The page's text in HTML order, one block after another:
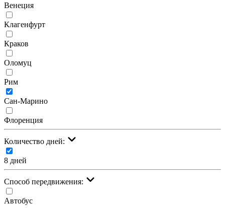
Венеция
Клагенфурт
Краков
Оломуц
Рим
Сан-Марино
Флоренция
Количество дней:
8 дней
Cпособ передвижения:
Автобус